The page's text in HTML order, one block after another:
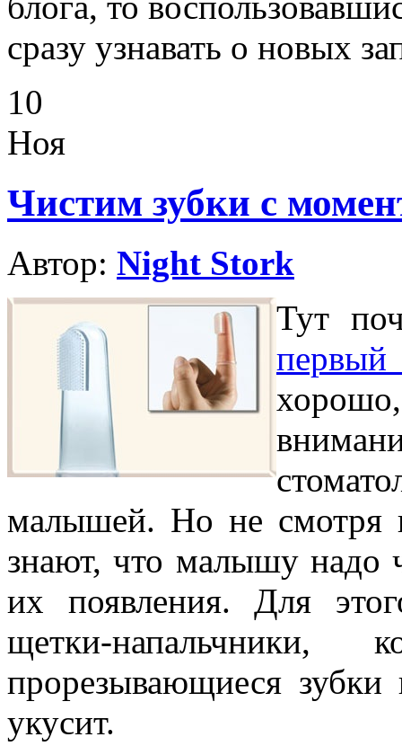
сразу узнавать о новых
10
Ноя
Чистим зубки с
Автор: Night Stork
Тут
первый
малышей. Но не смотря
знают, что малышу надо
их появления. Для
щетки-напальчники,
прорезывающиеся
укусит.